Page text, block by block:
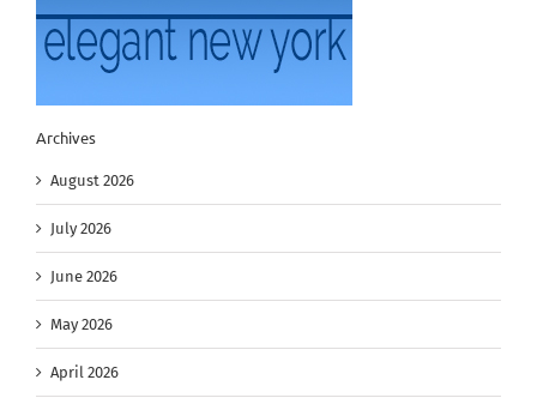
Archives
August 2026
July 2026
June 2026
May 2026
April 2026